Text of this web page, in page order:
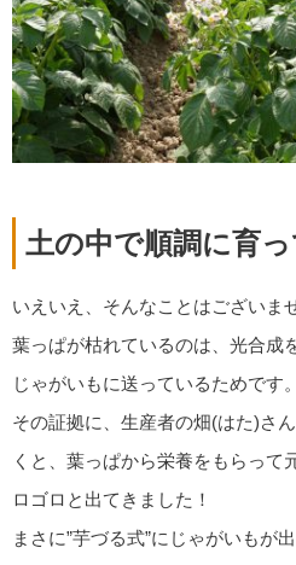
土の中で順調に育っ
いえいえ、そんなことはございま
葉っぱが枯れているのは、光合成
じゃがいもに送っているためです。
その証拠に、生産者の畑(はた)さ
くと、葉っぱから栄養をもらって
ロゴロと出てきました！
まさに”芋づる式”にじゃがいもが